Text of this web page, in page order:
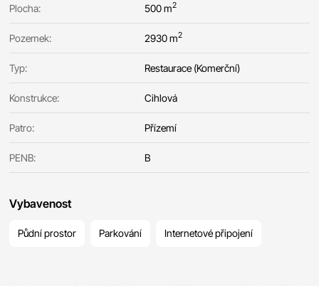
Plocha: 500 m2
Pozemek: 2930 m2
Typ: Restaurace (Komerční)
Konstrukce: Cihlová
Patro: Přízemí
PENB: B
Vybavenost
Půdní prostor Parkování Internetové připojení